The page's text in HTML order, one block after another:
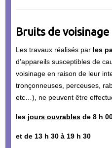
Bruits de voisinage
Les travaux réalisés parles
d’appareils susceptibles de
voisinage en raison de leur
tronçonneuses, perceuses,
etc…), ne peuvent être
les jours ouvrablesde 8 h
et de 13 h 30 à 19 h 30